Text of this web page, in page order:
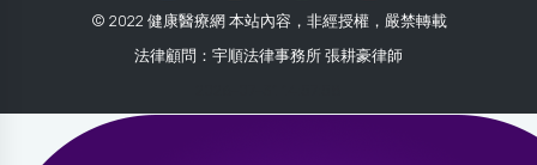
© 2022 健康醫療網 本站內容，非經授權，嚴禁轉載
法律顧問：宇順法律事務所 張耕豪律師